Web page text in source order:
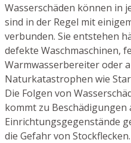
Wasserschäden können in
sind in der Regel mit
verbunden. Sie entstehen
defekte Waschmaschinen,
Warmwasserbereiter oder
Naturkatastrophen wie
Die Folgen von
kommt zu
Einrichtungsgegenstände
die Gefahr von Stockflecken.